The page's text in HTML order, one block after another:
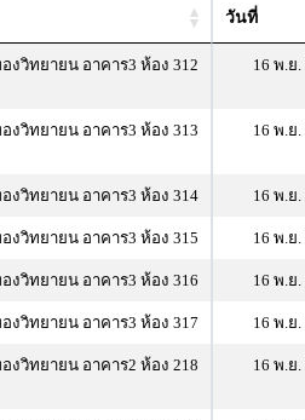
วันที่
งวิทยายน อาคาร3 ห้อง 312 16 พ.ย.
งวิทยายน อาคาร3 ห้อง 313 16 พ.ย.
งวิทยายน อาคาร3 ห้อง 314 16 พ.ย.
งวิทยายน อาคาร3 ห้อง 315 16 พ.ย.
งวิทยายน อาคาร3 ห้อง 316 16 พ.ย.
งวิทยายน อาคาร3 ห้อง 317 16 พ.ย.
งวิทยายน อาคาร2 ห้อง 218 16 พ.ย.